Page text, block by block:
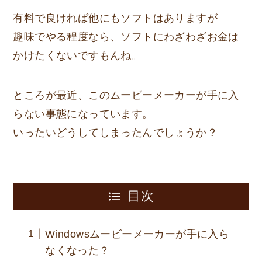
有料で良ければ他にもソフトはありますが
趣味でやる程度なら、ソフトにわざわざお金は
かけたくないですもんね。
ところが最近、このムービーメーカーが手に入
らない事態になっています。
いったいどうしてしまったんでしょうか？
目次
Windowsムービーメーカーが手に入ら
なくなった？